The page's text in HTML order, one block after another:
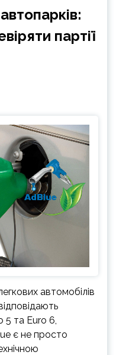
партії
автомобілів
5 та Euro 6,
є не просто